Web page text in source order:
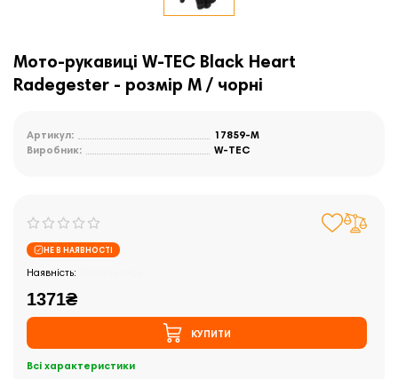
Мото-рукавиці W-TEC Black Heart
Radegester - розмір M / чорні
Артикул:
17859-M
Виробник:
W-TEC
НЕ В НАЯВНОСТІ
1371₴
КУПИТИ
Всі характеристики